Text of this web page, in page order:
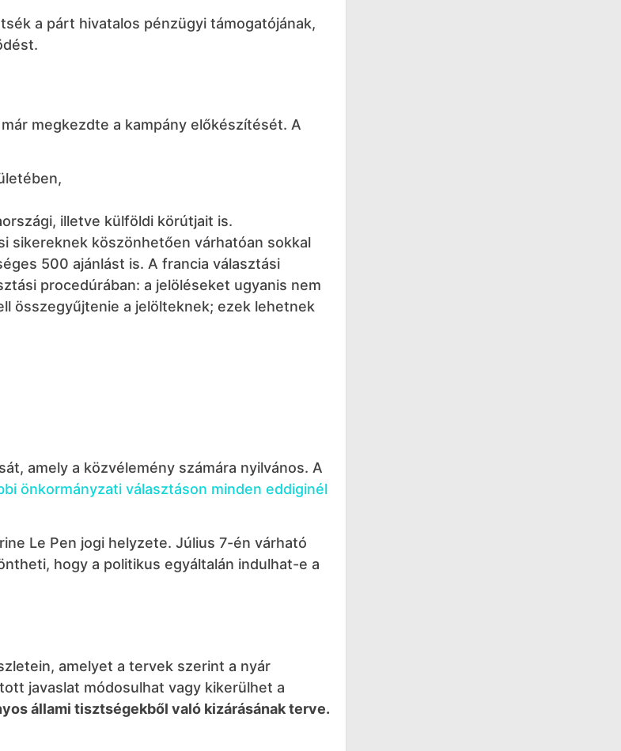
a párt hivatalos pénzügyi támogatójának,
megkezdte a kampány előkészítését. A
illetve külföldi körútjait is.
sikereknek köszönhetően várhatóan sokkal
500 ajánlást is. A francia választási
procedúrában: a jelöléseket ugyanis nem
összegyűjtenie a jelölteknek; ezek lehetnek
amely a közvélemény számára nyilvános. A
önkormányzati választáson minden eddiginél
Le Pen jogi helyzete. Július 7-én várható
hogy a politikus egyáltalán indulhat-e a
amelyet a tervek szerint a nyár
javaslat módosulhat vagy kikerülhet a
állami tisztségekből való kizárásának terve.